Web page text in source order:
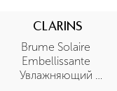
CLARINS
Brume Solaire
Embellissante
Увлажняющий